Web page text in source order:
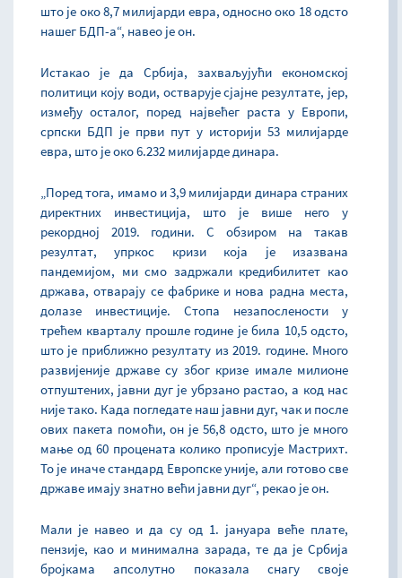
што је око 8,7 милијарди евра, односно око 18 одсто
нашег БДП-а“, навео је он.
Истакао је да Србија, захваљујући економској
политици коју води, остварује сјајне резултате, јер,
између осталог, поред највећег раста у Европи,
српски БДП је први пут у историји 53 милијарде
евра, што је око 6.232 милијарде динара.
„Поред тога, имамо и 3,9 милијарди динара страних
директних инвестиција, што је више него у
рекордној 2019. години. С обзиром на такав
резултат, упркос кризи која је изазвана
пандемијом, ми смо задржали кредибилитет као
држава, отварају се фабрике и нова радна места,
долазе инвестиције. Стопа незапослености у
трећем кварталу прошле године је била 10,5 одсто,
што је приближно резултату из 2019. године. Много
развијеније државе су због кризе имале милионе
отпуштених, јавни дуг је убрзано растао, а код нас
није тако. Када погледате наш јавни дуг, чак и после
ових пакета помоћи, он је 56,8 одсто, што је много
мање од 60 процената колико прописује Мастрихт.
То је иначе стандард Европске уније, али готово све
државе имају знатно већи јавни дуг“, рекао је он.
Мали је навео и да су од 1. јануара веће плате,
пензије, као и минимална зарада, те да је Србија
бројкама апсолутно показала снагу своје